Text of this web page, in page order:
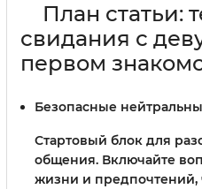
План статьи:
свидания с
первом
Безопасные
Стартовый блок для
общения. Включайте
жизни и предпочтений,